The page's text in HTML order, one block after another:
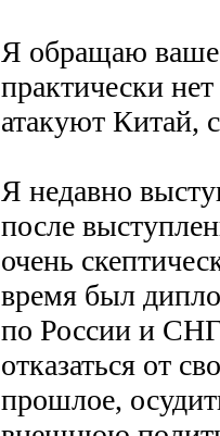
Я обращаю ваше
практически
атакуют Китай,
Я недавно
после
очень
время был
по России и
отказаться от
прошлое,